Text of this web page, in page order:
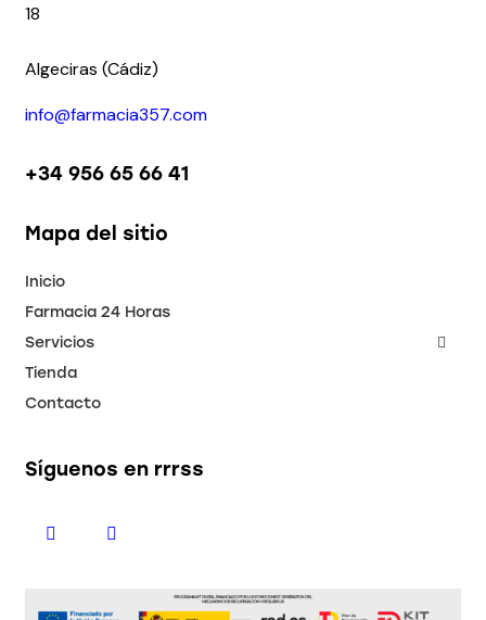
18
Algeciras (Cádiz)
info@farmacia357.com
+34 956 65 66 41
Mapa del sitio
Inicio
Farmacia 24 Horas
Servicios
Tienda
Contacto
Síguenos en rrrss